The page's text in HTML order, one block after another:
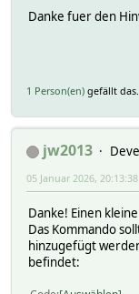
Danke fuer den
1 Person(en) gefällt das.
jw2013
05 Januar 2026, 20:13:38
Danke! Einen
Das Kommando
hinzugefügt
befindet: